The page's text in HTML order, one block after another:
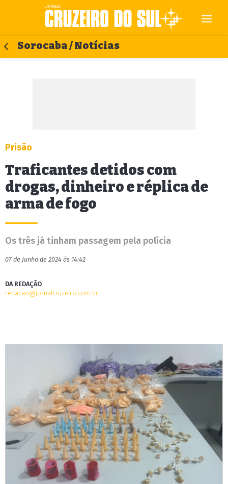
Sorocaba / Notícias
Prisão
Traficantes detidos com
drogas, dinheiro e réplica de
arma de fogo
Os três já tinham passagem pela polícia
07 de Junho de 2024 às 14:42
DA REDAÇÃO
redacao@jornalcruzeiro.com.br